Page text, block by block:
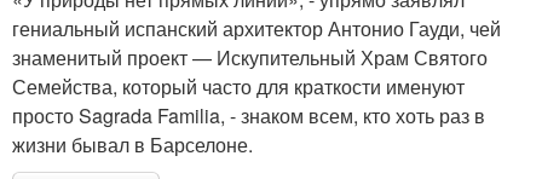
гениальный испанский архитектор Антонио Гауди, чей
знаменитый проект — Искупительный Храм Святого
Семейства, который часто для краткости именуют
просто Sagrada Familia, - знаком всем, кто хоть раз в
жизни бывал в Барселоне.